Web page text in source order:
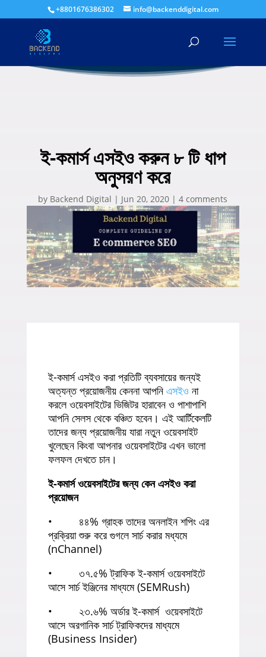
+8801676386302 info@backenddigital.com
ই-কমার্স এসইও করুন ৮ টি ধাপ
অনুসরণ করে
by Backend Digital | Jun 20, 2020 |4 comments
ই-কমার্স এসইও করা প্রতিটি ব্যবসায়ের জন্যই
অত্যন্ত প্রয়োজনীয় কেননা আপনি এসইও না
করলে ওয়েবসাইটের ভিজিটর হারাবেন ও পাশাপাশি
আপনি সেলস থেকে বঞ্চিত হবেন। এই আর্টিকেলটি
তাদের জন্য প্রয়োজনীয় যারা নতুন ওয়েবসাইট
খুলেছেন কিংবা আপনার ওয়েবসাইটের এখন ভালো
ফলফল দেখতে চান।
ই-কমার্স ওয়েবসাইটের জন্য কেন এসইও করা
প্রয়োজন
• ৪৪% গ্রাহক তাদের অনলাইন শপিং এর
প্রক্রিয়া শুরু করে গুগলে সার্চ করার মধ্যমে
(nChannel)
• ৩৭.৫% ট্রাফিক ই-কমার্স ওয়েবসাইটে
আসে সার্চ ইঞ্জিনের মাধ্যমে (SEMRush)
• ২৩.৬% অর্ডার ই-কমার্স ওয়েবসাইটে
আসে অরগানিক সার্চ ট্রাফিকদের মাধ্যমে
(Business Insider)